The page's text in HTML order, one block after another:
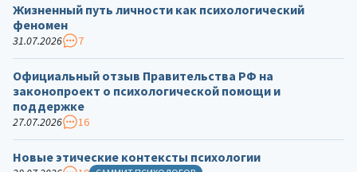
Жизненный путь личности как психологический
феномен
31.07.2026 7
Официальный отзыв Правительства РФ на
законопроект о психологической помощи и
поддержке
27.07.2026 16
Новые этические контексты психологии